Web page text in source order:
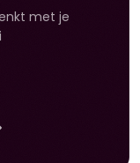
met je